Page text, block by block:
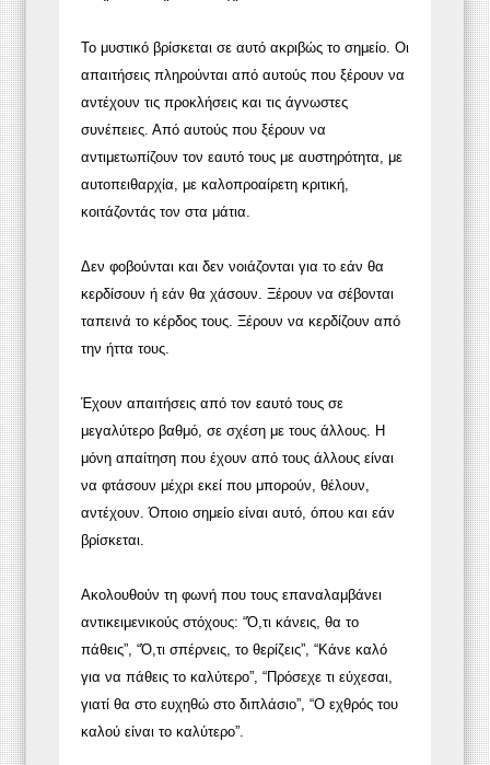
Το μυστικό βρίσκεται σε αυτό ακριβώς το σημείο. Οι
απαιτήσεις πληρούνται από αυτούς που ξέρουν να
αντέχουν τις προκλήσεις και τις άγνωστες
συνέπειες. Από αυτούς που ξέρουν να
αντιμετωπίζουν τον εαυτό τους με αυστηρότητα, με
αυτοπειθαρχία, με καλοπροαίρετη κριτική,
κοιτάζοντάς τον στα μάτια.
Δεν φοβούνται και δεν νοιάζονται για το εάν θα
κερδίσουν ή εάν θα χάσουν. Ξέρουν να σέβονται
ταπεινά το κέρδος τους. Ξέρουν να κερδίζουν από
την ήττα τους.
Έχουν απαιτήσεις από τον εαυτό τους σε
μεγαλύτερο βαθμό, σε σχέση με τους άλλους. Η
μόνη απαίτηση που έχουν από τους άλλους είναι
να φτάσουν μέχρι εκεί που μπορούν, θέλουν,
αντέχουν. Όποιο σημείο είναι αυτό, όπου και εάν
βρίσκεται.
Ακολουθούν τη φωνή που τους επαναλαμβάνει
αντικειμενικούς στόχους: “Ό,τι κάνεις, θα το
πάθεις”, “Ό,τι σπέρνεις, το θερίζεις”, “Κάνε καλό
για να πάθεις το καλύτερο”, “Πρόσεχε τι εύχεσαι,
γιατί θα στο ευχηθώ στο διπλάσιο”, “Ο εχθρός του
καλού είναι το καλύτερο”.